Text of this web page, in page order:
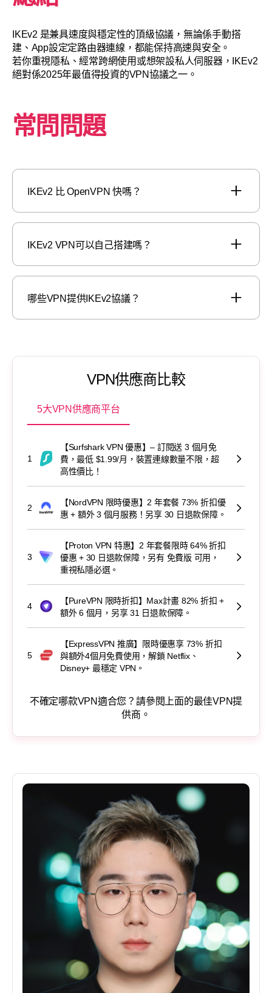
IKEv2 是兼具速度與穩定性的頂級協議，無論係手動搭
建、App設定定路由器連線，都能保持高速與安全。
若你重視隱私、經常跨網使用或想架設私人伺服器，IKEv2
絕對係2025年最值得投資的VPN協議之一。
常問問題
IKEv2 比 OpenVPN 快嗎？
IKEv2 VPN可以自己搭建嗎？
哪些VPN提供IKEv2協議？
VPN供應商比較
5大VPN供應商平台
1
【Surfshark VPN 優惠】– 訂閱送 3 個月免
費，最低 $1.99/月，裝置連線數量不限，超
高性價比！
2
【NordVPN 限時優惠】2 年套餐 73% 折扣優
惠 + 額外 3 個月服務！另享 30 日退款保障。
3
【Proton VPN 特惠】2 年套餐限時 64% 折扣
優惠 + 30 日退款保障，另有 免費版 可用，
重視私隱必選。
4
【PureVPN 限時折扣】Max計畫 82% 折扣 +
額外 6 個月，另享 31 日退款保障。
5
【ExpressVPN 推廣】限時優惠享 73% 折扣
與額外4個月免費使用，解鎖 Netflix、
Disney+ 最穩定 VPN。
不確定哪款VPN適合您？請參閱上面的最佳VPN提
供商。